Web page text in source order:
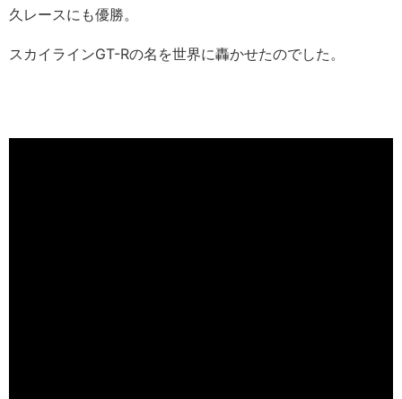
久レースにも優勝。
スカイラインGT-Rの名を世界に轟かせたのでした。